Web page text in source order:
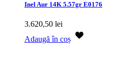
Inel Aur 14K 5.57gr E0176
3.620,50 lei
Adaugă în coș